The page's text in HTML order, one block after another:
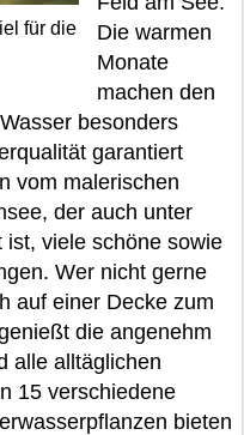
für die
Die warmen
Monate
machen den
besonders
garantiert
vom malerischen
der auch unter
viele schöne sowie
Wer nicht gerne
auf einer Decke zum
die angenehm
alle alltäglichen
15 verschiedene
bieten